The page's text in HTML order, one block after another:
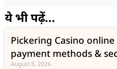
ये भी पढ़ें...
Pickering Casino
payment methods &
August 8, 2026